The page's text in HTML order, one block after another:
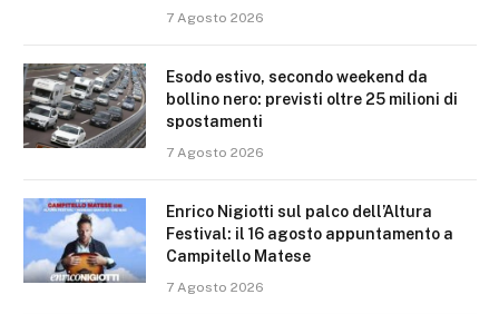
7 Agosto 2026
Esodo estivo, secondo weekend da
bollino nero: previsti oltre 25 milioni di
spostamenti
7 Agosto 2026
Enrico Nigiotti sul palco dell’Altura
Festival: il 16 agosto appuntamento a
Campitello Matese
7 Agosto 2026